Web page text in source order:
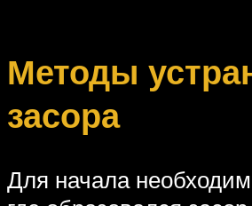
Методы
засора
Для начала